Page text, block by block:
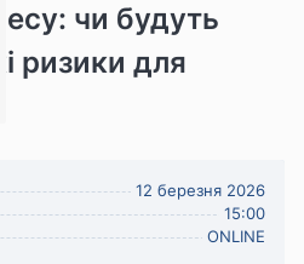
чи будуть
ризики для
12 березня 2026
15:00
ONLINE